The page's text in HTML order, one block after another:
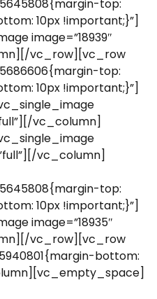
top:
10px !important;}”]
image=”18939″
vc_row][vc_row
top:
10px !important;}”]
vc_column]
vc_column]
top:
10px !important;}”]
image=”18935″
vc_row][vc_row
bottom: